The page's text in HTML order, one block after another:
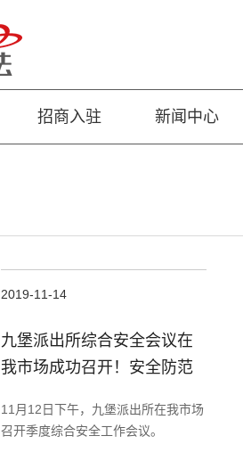
招商入驻 新闻中心
2019-11-14
九堡派出所综合安全会议在
我市场成功召开！安全防范
11月12日下午，九堡派出所在我市场
召开季度综合安全工作会议。